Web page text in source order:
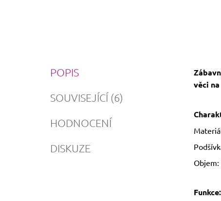
POPIS
SOUVISEJÍCÍ (6)
HODNOCENÍ
DISKUZE
věci
Objem:
Funkce: